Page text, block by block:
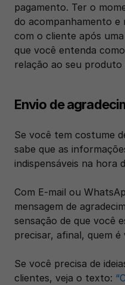
pagamento. Ter o
do acompanhamento
com o cliente após
que você entenda
relação ao seu
Envio de
Se você tem costume
sabe que as
indispensáveis na hora
Com E-mail ou
mensagem de
sensação de que você
precisar, afinal, quem é
Se você precisa de
clientes, veja o texto: